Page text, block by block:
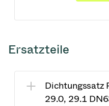
Ersatzteile
Dichtungssatz
29.0, 29.1